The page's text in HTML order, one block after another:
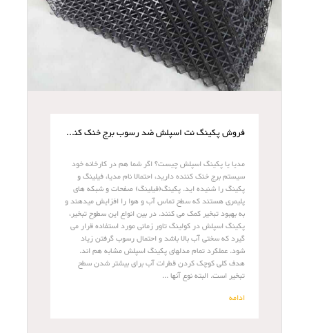
فروش پکینگ نت اسپلش ضد رسوب برج خنک کننده
مدیا یا پکینگ اسپلش چیست؟ اگر شما هم در کارخانه خود
سیستم برج خنک کننده دارید، احتمالا نام مدیا، فیلینگ و
پکینگ را شنیده اید. پکینگ(فیلینگ) صفحات و شبکه های
پلیمری هستند که سطح تماس آب و هوا را افزایش میدهند و
به بهبود تبخیر کمک می کنند. در بین انواع این سطوح تبخیر،
پکینگ اسپلش در کولینگ تاور زمانی مورد استفاده قرار می
گیرد که سختی آب بالا باشد و احتمال رسوب گرفتن زیاد
شود. عملکرد تمام مدلهای پکینگ اسپلش مشابه هم اند.
هدف کلی کوچک کردن قطرات آب برای بیشتر شدن سطح
تبخیر است. البته نوع آنها ...
ادامه